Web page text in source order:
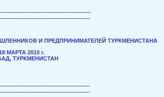
И ПРЕДПРИНИМАТЕЛЕЙ ТУРКМЕНИСТАНА
МАРТА 2010 г.
ТУРКМЕНИСТАН